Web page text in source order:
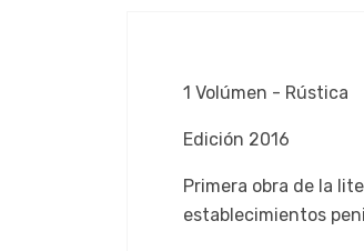
1 Volúmen - Rústica
Edición 2016
Primera obra de la
establecimientos